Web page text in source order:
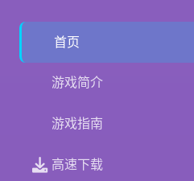
首页
游戏简介
游戏指南
高速下载